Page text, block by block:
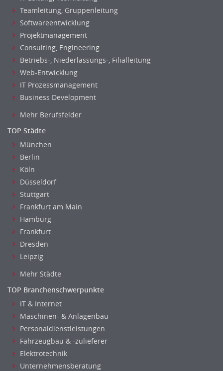
Teamleitung, Gruppenleitung
Softwareentwicklung
Projektmanagement
Consulting, Engineering
Betriebs-, Niederlassungs-, Filialleitung
Web-Entwicklung
IT Prozessmanagement
Business Development
Mehr Berufsfelder
TOP Städte
München
Berlin
Köln
Düsseldorf
Stuttgart
Frankfurt am Main
Hamburg
Frankfurt
Dresden
Leipzig
Mehr Städte
TOP Branchenschwerpunkte
IT & Internet
Maschinen- & Anlagenbau
Personaldienstleistungen
Fahrzeugbau & -zulieferer
Elektrotechnik
Unternehmensberatung